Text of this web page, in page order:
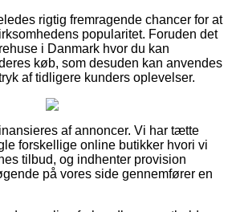
rigtig fremragende chancer for at
popularitet. Foruden det
i Danmark hvor du kan
køb, som desuden kan anvendes
af tidligere kunders oplevelser.
af annoncer. Vi har tætte
forskellige online butikker hvori vi
tilbud, og indhenter provision
på vores side gennemfører en